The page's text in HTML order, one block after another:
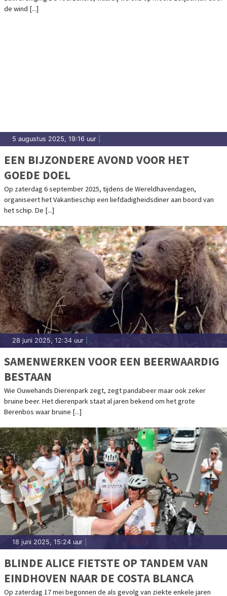
de wind [...]
5 augustus 2025, 19:16 uur
EEN BIJZONDERE AVOND VOOR HET
GOEDE DOEL
Op zaterdag 6 september 2025, tijdens de Wereldhavendagen,
organiseert het Vakantieschip een liefdadigheidsdiner aan boord van
het schip. De [...]
28 juni 2025, 12:34 uur
SAMENWERKEN VOOR EEN BEERWAARDIG
BESTAAN
Wie Ouwehands Dierenpark zegt, zegt pandabeer maar ook zeker
bruine beer. Het dierenpark staat al jaren bekend om het grote
Berenbos waar bruine [...]
18 juni 2025, 15:24 uur
BLINDE ALICE FIETSTE OP TANDEM VAN
EINDHOVEN NAAR DE COSTA BLANCA
Op zaterdag 17 mei begonnen de als gevolg van ziekte enkele jaren